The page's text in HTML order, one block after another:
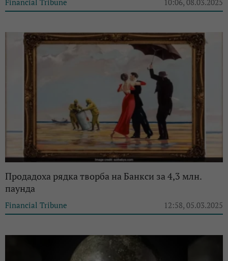
Продадоха рядка творба на Банкси за 4,3 млн.
паунда
Financial Tribune 12:58, 05.03.2025